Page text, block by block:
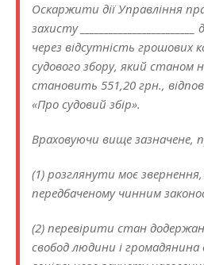
Оскаржити дії Управління
захисту
через відсутність грошових
судового збору, який станом
становить 551,20 грн.,
«Про судовий збір».
Враховуючи вище зазначене,
(1) розглянути моє
передбаченому чинним
(2) перевірити стан
свобод людини і громадянина